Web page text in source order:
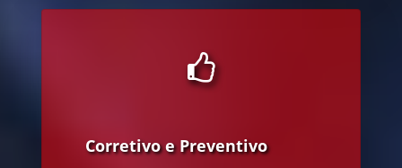
Corretivo e Preventivo